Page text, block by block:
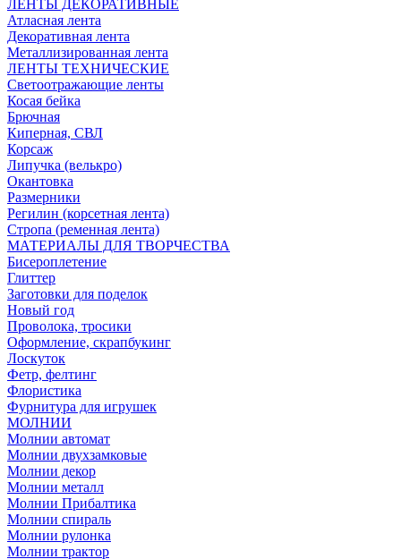
ЛЕНТЫ ДЕКОРАТИВНЫЕ
Атласная лента
Декоративная лента
Металлизированная лента
ЛЕНТЫ ТЕХНИЧЕСКИЕ
Светоотражающие ленты
Косая бейка
Брючная
Киперная, СВЛ
Корсаж
Липучка (велькро)
Окантовка
Размерники
Регилин (корсетная лента)
Стропа (ременная лента)
МАТЕРИАЛЫ ДЛЯ ТВОРЧЕСТВА
Бисероплетение
Глиттер
Заготовки для поделок
Новый год
Проволока, тросики
Оформление, скрапбукинг
Лоскуток
Фетр, фелтинг
Флористика
Фурнитура для игрушек
МОЛНИИ
Молнии автомат
Молнии двухзамковые
Молнии декор
Молнии металл
Молнии Прибалтика
Молнии спираль
Молнии рулонка
Молнии трактор